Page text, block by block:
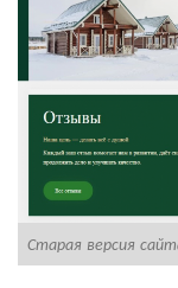
Старая версия